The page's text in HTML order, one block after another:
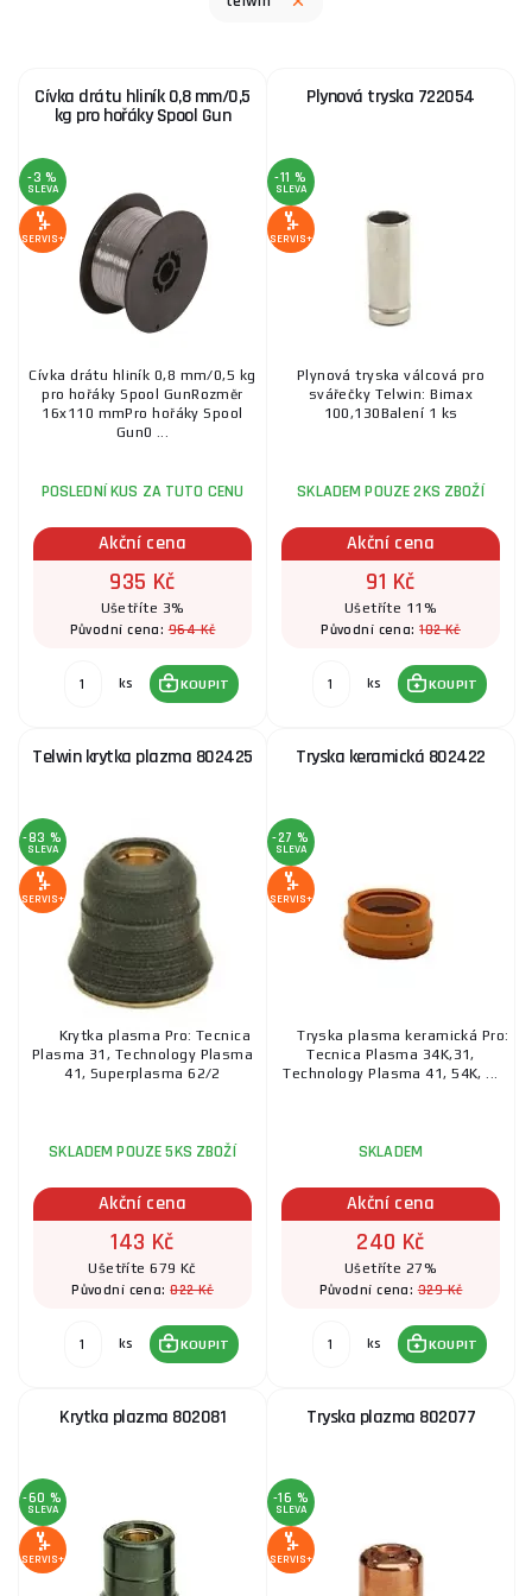
Cívka drátu hliník 0,8 mm/0,5
kg pro hořáky Spool Gun
-3 %
SLEVA
SERVIS+
Cívka drátu hliník 0,8 mm/0,5 kg
pro hořáky Spool GunRozměr
16x110 mmPro hořáky Spool
Gun0 ...
POSLEDNÍ KUS ZA TUTO CENU
Akční cena
935 Kč
Ušetříte 3%
Původní cena:964 Kč
ks KOUPIT
Plynová tryska 722054
-11 %
SLEVA
SERVIS+
Plynová tryska válcová pro
svářečky Telwin: Bimax
100,130Balení 1 ks
SKLADEM POUZE 2KS ZBOŽÍ
Akční cena
91 Kč
Ušetříte 11%
Původní cena:102 Kč
ks KOUPIT
Telwin krytka plazma 802425
-83 %
SLEVA
SERVIS+
Krytka plasma Pro: Tecnica
Plasma 31, Technology Plasma
41, Superplasma 62/2
SKLADEM POUZE 5KS ZBOŽÍ
Akční cena
143 Kč
Ušetříte 679 Kč
Původní cena:822 Kč
ks KOUPIT
Tryska keramická 802422
-27 %
SLEVA
SERVIS+
Tryska plasma keramická Pro:
Tecnica Plasma 34K,31,
Technology Plasma 41, 54K, ...
SKLADEM
Akční cena
240 Kč
Ušetříte 27%
Původní cena:329 Kč
ks KOUPIT
Krytka plazma 802081
-60 %
SLEVA
SERVIS+
Tryska plazma 802077
-16 %
SLEVA
SERVIS+